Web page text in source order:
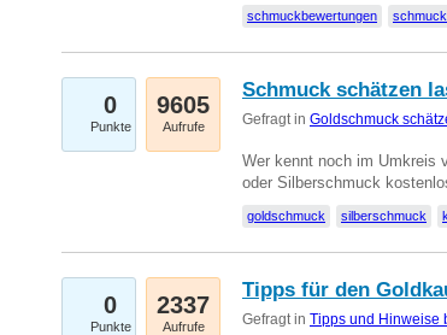
schmuckbewertungen
0
Punkte
9605
Aufrufe
Schmuck schätzen
Gefragt in Goldschmuck
Wer kennt noch im Umkreis
oder Silberschmuck
goldschmuck silberschmuck
0
Punkte
2337
Aufrufe
Tipps für den
Gefragt in Tipps und Hinweise